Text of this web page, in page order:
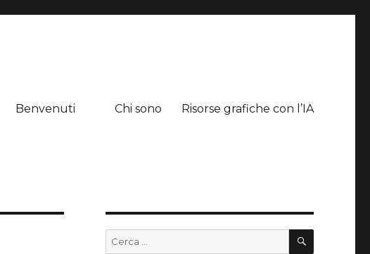
Benvenuti Chi sono Risorse grafiche con l’IA
Cerca: CERCA